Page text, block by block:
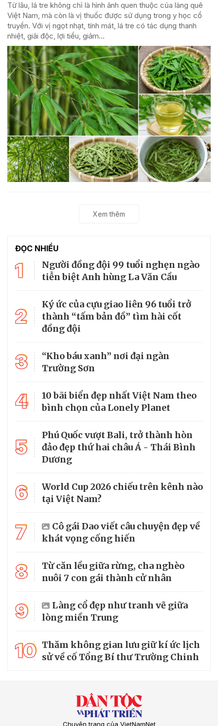
Từ lâu, lá tre không chỉ là hình ảnh quen thuộc của làng quê
Việt Nam, mà còn là vị thuốc được sử dụng trong y học cổ
truyền. Với vị ngọt nhạt, tính mát, lá tre có tác dụng thanh
nhiệt, giải độc, lợi tiểu, giảm...
Xem thêm
ĐỌC NHIỀU
1
Người đồng đội 99 tuổi nghẹn ngào
tiễn biệt Anh hùng La Văn Cầu
2
Ký ức của cựu giao liên 96 tuổi trở
thành “tấm bản đồ” tìm hài cốt
đồng đội
3
“Kho báu xanh” nơi đại ngàn
Trường Sơn
4
10 bãi biển đẹp nhất Việt Nam theo
bình chọn của Lonely Planet
5
Phú Quốc vượt Bali, trở thành hòn
đảo đẹp thứ hai châu Á - Thái Bình
Dương
6
World Cup 2026 chiếu trên kênh nào
tại Việt Nam?
7
Cô gái Dao viết câu chuyện đẹp về
khát vọng cống hiến
8
Từ căn lều giữa rừng, cha nghèo
nuôi 7 con gái thành cử nhân
9
Làng cổ đẹp như tranh vẽ giữa
lòng miền Trung
10 Thăm không gian lưu giữ kí ức lịch
sử về cố Tổng Bí thư Trường Chinh
Chuyên trang của VietNamNet